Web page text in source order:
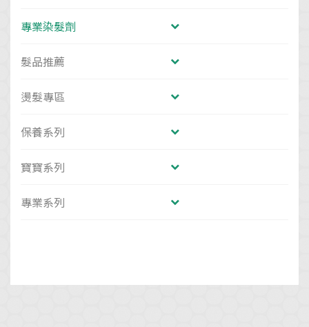
專業染髮劑
髮品推薦
燙髮專區
保養系列
寶寶系列
專業系列